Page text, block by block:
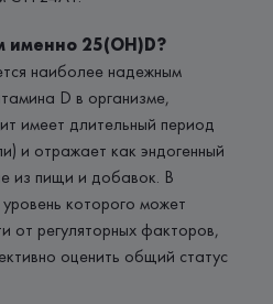
именно 25(OH)D?
наиболее надежным
D в организме,
имеет длительный период
и отражает как эндогенный
из пищи и добавок. В
которого может
от регуляторных факторов,
оценить общий статус